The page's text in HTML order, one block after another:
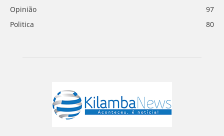
Opinião
97
Politica
80